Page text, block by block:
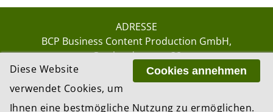
ADRESSE
BCP Business Content Production GmbH
Gotthardstrasse 38
8002 ZürichCookies annehmen
Diese Website
verwendet Cookies, um
Ihnen eine bestmögliche Nutzung zu ermöglichen.